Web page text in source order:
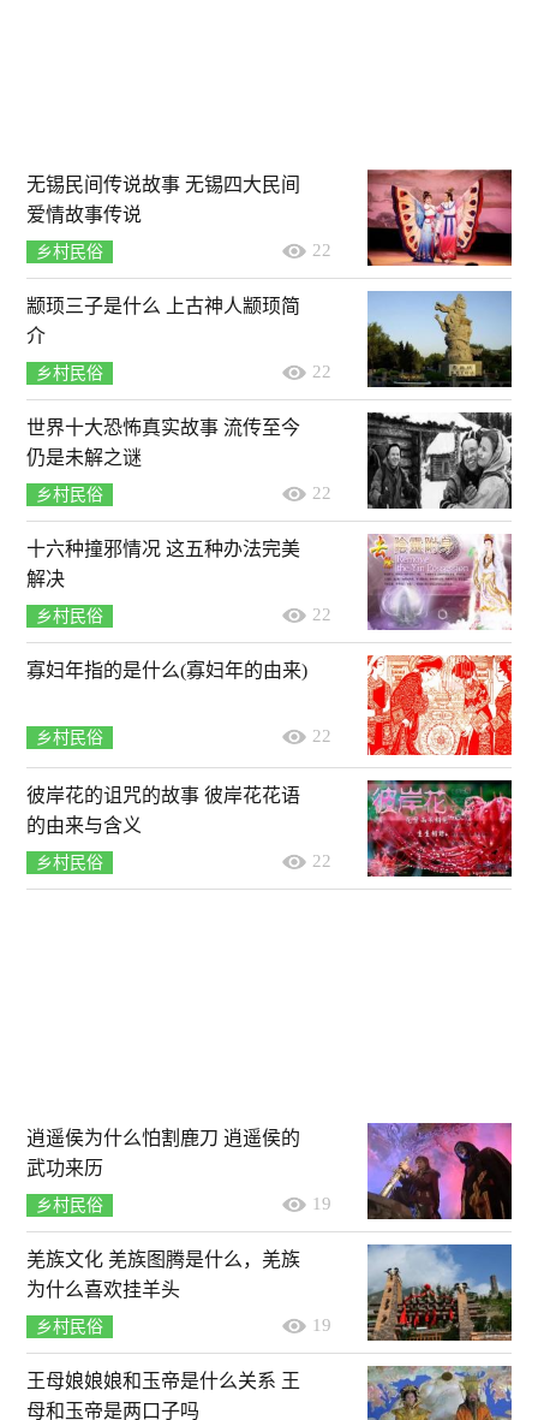
无锡民间传说故事 无锡四大民间
爱情故事传说
乡村民俗 22
颛顼三子是什么 上古神人颛顼简
介
乡村民俗 22
世界十大恐怖真实故事 流传至今
仍是未解之谜
乡村民俗 22
十六种撞邪情况 这五种办法完美
解决
乡村民俗 22
寡妇年指的是什么(寡妇年的由来)
乡村民俗 22
彼岸花的诅咒的故事 彼岸花花语
的由来与含义
乡村民俗 22
逍遥侯为什么怕割鹿刀 逍遥侯的
武功来历
乡村民俗 19
羌族文化 羌族图腾是什么，羌族
为什么喜欢挂羊头
乡村民俗 19
王母娘娘娘和玉帝是什么关系 王
母和玉帝是两口子吗